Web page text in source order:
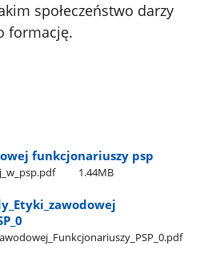
społeczeństwo darzy
formację.
funkcjonariuszy psp
1.44MB